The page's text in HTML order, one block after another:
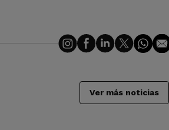
Ver más noticias